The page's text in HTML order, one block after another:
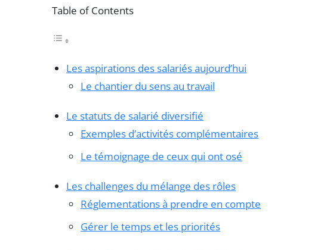
Table of Contents
Les aspirations des salariés aujourd’hui
Le chantier du sens au travail
Le statuts de salarié diversifié
Exemples d’activités complémentaires
Le témoignage de ceux qui ont osé
Les challenges du mélange des rôles
Réglementations à prendre en compte
Gérer le temps et les priorités